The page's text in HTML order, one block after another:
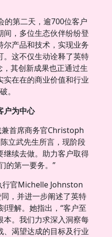
的第二天，逾700位客户
间，多位生态伙伴纷纷登
尔产品和技术，实现业务
。这不仅生动诠释了英特
，其创新成果也正通过生
在在的商业价值和行业
。
户为中心
首席商务官Christoph
立武先生所言，现阶段
继续去做。助力客户取得
的第一要务。”
行官Michelle Johnston
，并进一步阐述了英特
理解。她指出，“客户至
本。我们力求深入洞察每
渴望达成的目标及行业